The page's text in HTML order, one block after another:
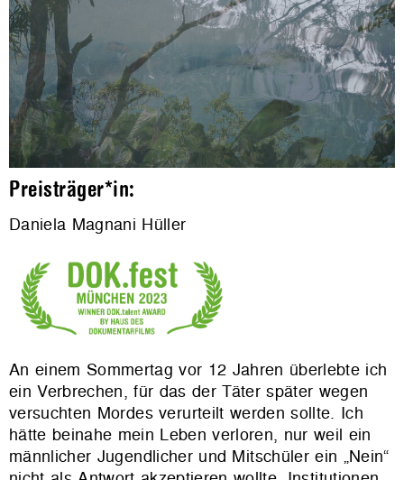
Preisträger*in:
Daniela Magnani Hüller
An einem Sommertag vor 12 Jahren überlebte ich
ein Verbrechen, für das der Täter später wegen
versuchten Mordes verurteilt werden sollte. Ich
hätte beinahe mein Leben verloren, nur weil ein
männlicher Jugendlicher und Mitschüler ein „Nein“